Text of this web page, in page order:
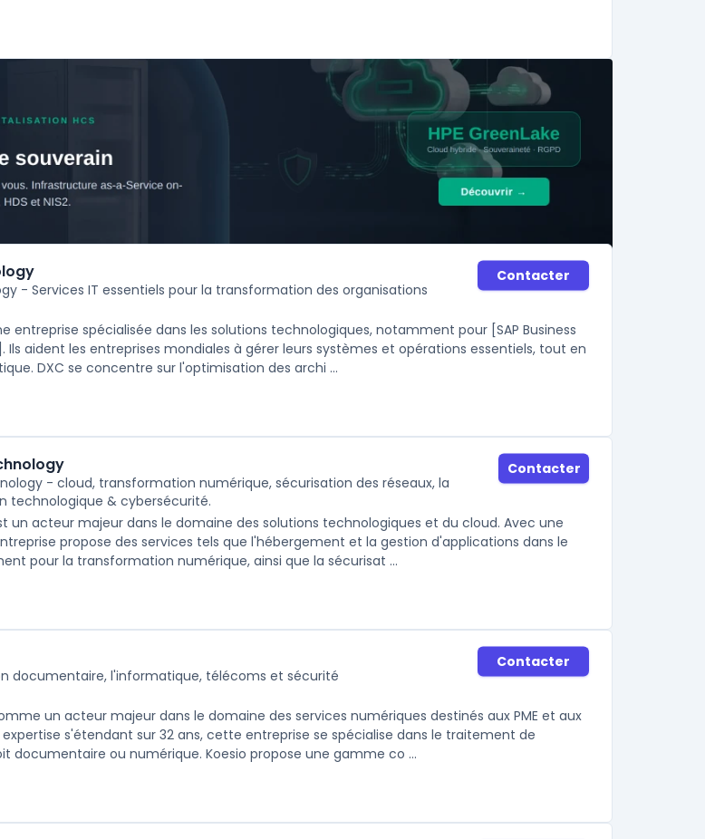
- Services IT essentiels pour la transformation des organisations
Contacter
entreprise spécialisée dans les solutions technologiques, notamment pour [SAP Business
Ils aident les entreprises mondiales à gérer leurs systèmes et opérations essentiels, tout en
DXC se concentre sur l'optimisation des archi ...
- cloud, transformation numérique, sécurisation des réseaux, la
technologique & cybersécurité.
Contacter
un acteur majeur dans le domaine des solutions technologiques et du cloud. Avec une
propose des services tels que l'hébergement et la gestion d'applications dans le
pour la transformation numérique, ainsi que la sécurisat ...
documentaire, l'informatique, télécoms et sécurité
Contacter
un acteur majeur dans le domaine des services numériques destinés aux PME et aux
s'étendant sur 32 ans, cette entreprise se spécialise dans le traitement de
documentaire ou numérique. Koesio propose une gamme co ...